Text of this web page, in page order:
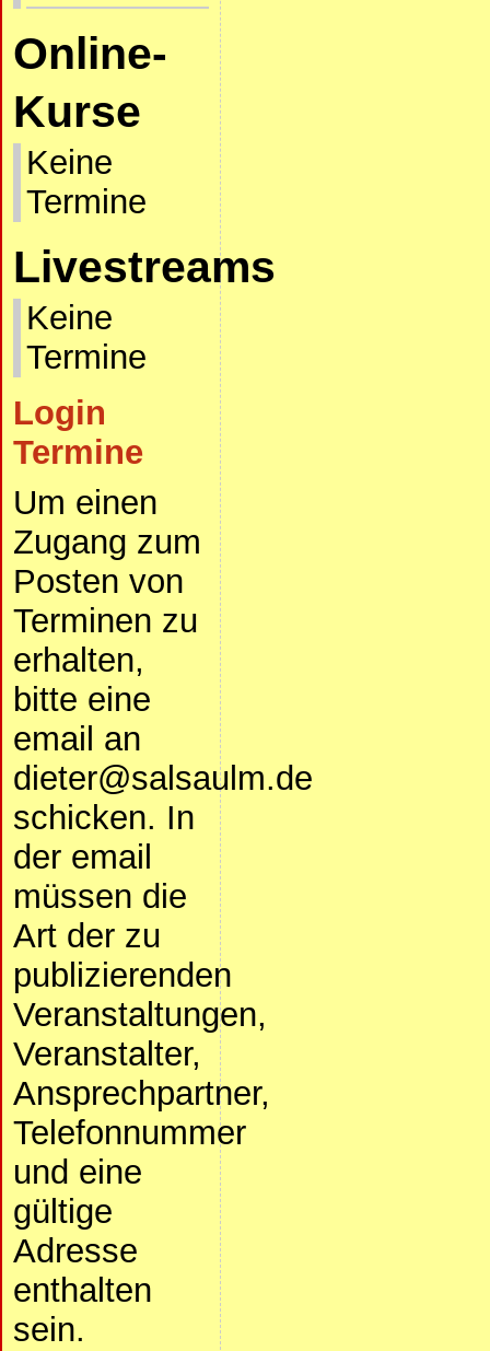
Online-
Kurse
Keine
Termine
Livestreams
Keine
Termine
Login
Termine
Um einen
Zugang zum
Posten von
Terminen zu
erhalten,
bitte eine
email an
dieter@salsaulm.de
schicken. In
der email
müssen die
Art der zu
publizierenden
Veranstaltungen,
Veranstalter,
Ansprechpartner,
Telefonnummer
und eine
gültige
Adresse
enthalten
sein.